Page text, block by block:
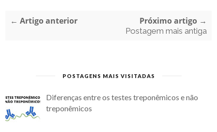
← Artigo anterior Próximo artigo →
Postagem mais antiga
POSTAGENS MAIS VISITADAS
Diferenças entre os testes treponêmicos e não
treponêmicos